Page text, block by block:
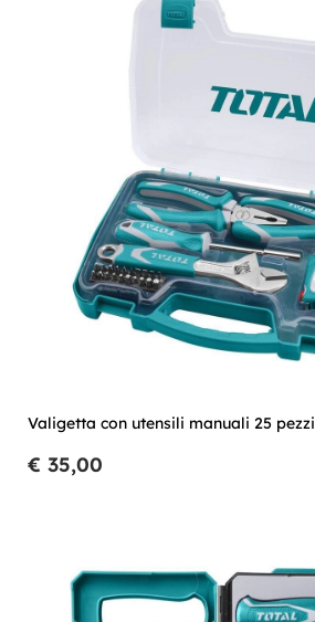
Valigetta con utensili manuali 25 pezzi
€ 35,00